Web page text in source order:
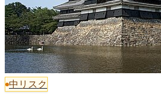
中リスク